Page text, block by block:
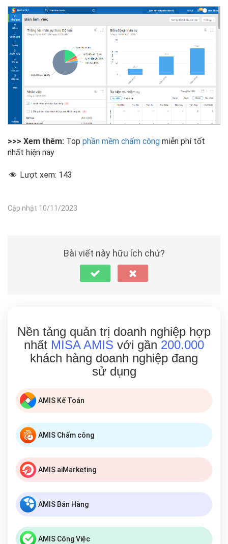
>>> Xem thêm: Top phần mềm chấm công miễn phí tốt
nhất hiện nay
Lượt xem: 143
Cập nhật 10/11/2023
Bài viết này hữu ích chứ?
Nền tảng quản trị doanh nghiệp hợp
nhất MISA AMIS với gần 200.000
khách hàng doanh nghiệp đang
sử dụng
AMIS Kế Toán
AMIS Chấm công
AMIS aiMarketing
AMIS Bán Hàng
AMIS Công Việc